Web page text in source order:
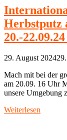
Herbstputz
20.-22.09.24
29. August 2024
Mach mit bei der
am 20.09. 16 Uhr
unsere Umgebung
Weiterlesen